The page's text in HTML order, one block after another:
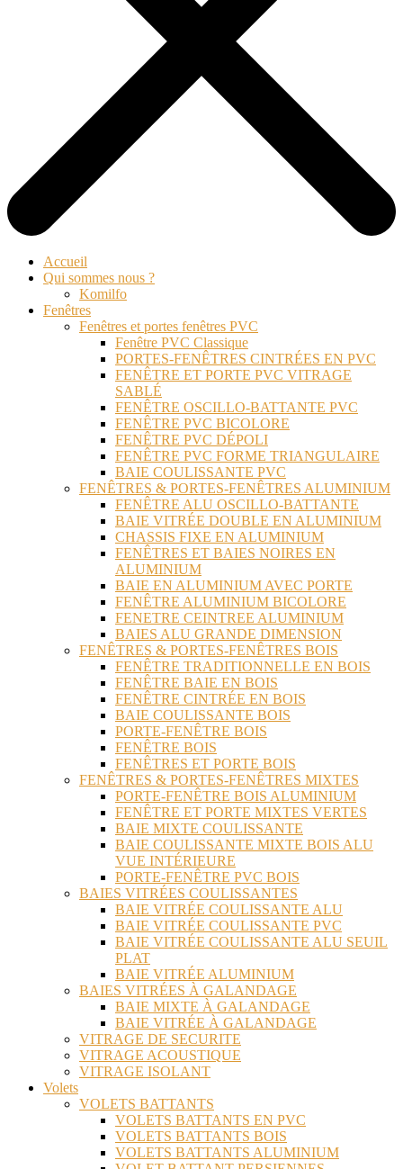
Accueil
Qui sommes nous ?
Komilfo
Fenêtres
Fenêtres et portes fenêtres PVC
Fenêtre PVC Classique
PORTES-FENÊTRES CINTRÉES EN PVC
FENÊTRE ET PORTE PVC VITRAGE
SABLÉ
FENÊTRE OSCILLO-BATTANTE PVC
FENÊTRE PVC BICOLORE
FENÊTRE PVC DÉPOLI
FENÊTRE PVC FORME TRIANGULAIRE
BAIE COULISSANTE PVC
FENÊTRES & PORTES-FENÊTRES ALUMINIUM
FENÊTRE ALU OSCILLO-BATTANTE
BAIE VITRÉE DOUBLE EN ALUMINIUM
CHASSIS FIXE EN ALUMINIUM
FENÊTRES ET BAIES NOIRES EN
ALUMINIUM
BAIE EN ALUMINIUM AVEC PORTE
FENÊTRE ALUMINIUM BICOLORE
FENETRE CEINTREE ALUMINIUM
BAIES ALU GRANDE DIMENSION
FENÊTRES & PORTES-FENÊTRES BOIS
FENÊTRE TRADITIONNELLE EN BOIS
FENÊTRE BAIE EN BOIS
FENÊTRE CINTRÉE EN BOIS
BAIE COULISSANTE BOIS
PORTE-FENÊTRE BOIS
FENÊTRE BOIS
FENÊTRES ET PORTE BOIS
FENÊTRES & PORTES-FENÊTRES MIXTES
PORTE-FENÊTRE BOIS ALUMINIUM
FENÊTRE ET PORTE MIXTES VERTES
BAIE MIXTE COULISSANTE
BAIE COULISSANTE MIXTE BOIS ALU
VUE INTÉRIEURE
PORTE-FENÊTRE PVC BOIS
BAIES VITRÉES COULISSANTES
BAIE VITRÉE COULISSANTE ALU
BAIE VITRÉE COULISSANTE PVC
BAIE VITRÉE COULISSANTE ALU SEUIL
PLAT
BAIE VITRÉE ALUMINIUM
BAIES VITRÉES À GALANDAGE
BAIE MIXTE À GALANDAGE
BAIE VITRÉE À GALANDAGE
VITRAGE DE SECURITE
VITRAGE ACOUSTIQUE
VITRAGE ISOLANT
Volets
VOLETS BATTANTS
VOLETS BATTANTS EN PVC
VOLETS BATTANTS BOIS
VOLETS BATTANTS ALUMINIUM